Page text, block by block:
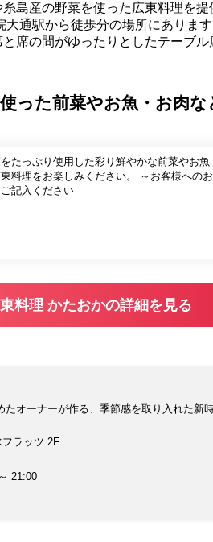
島産の野菜を使った広東料理を
通駅から徒歩分の場所にありま
席の間がゆったりとしたテーブ
使った前菜やお魚・お肉
たっぷり使用した彩り鮮やかな前菜やお
～お客様へのお願い～ ※アレルギーや苦手な食材が御座
記入ください
料理 かたおかの詳細を見る
たオーナーが作る、季節感を取り入れた新
ラッツ 2F
21:00